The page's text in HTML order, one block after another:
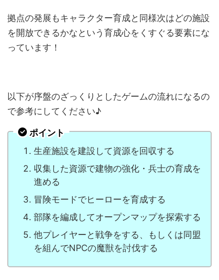
拠点の発展もキャラクター育成と同様次はどの施設
を開放できるかなという育成心をくすぐる要素にな
っています！
以下が序盤のざっくりとしたゲームの流れになるの
で参考にしてください♪
ポイント
生産施設を建設して資源を回収する
収集した資源で建物の強化・兵士の育成を
進める
冒険モードでヒーローを育成する
部隊を編成してオープンマップを探索する
他プレイヤーと戦争をする、もしくは同盟
を組んでNPCの魔獣を討伐する